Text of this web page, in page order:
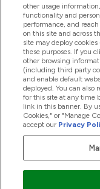
会社概要
特典＆ポイント
2026 The Hut.com
Pay with
other usage
functionality and
performance, and
on this site and across
site may deploy
these purposes. If you
other browsing
(including third party
and enable default
deployed. You can also
for this site at any time
link in this banner. By
Cookies," or "Manage
accept our Privacy